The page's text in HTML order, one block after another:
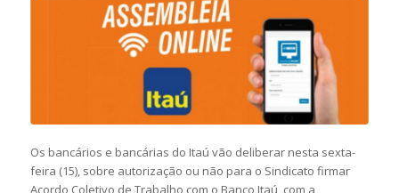
Os bancários e bancárias do Itaú vão deliberar nesta sexta-
feira (15), sobre autorização ou não para o Sindicato firmar
Acordo Coletivo de Trabalho com o Banco Itaú, com a